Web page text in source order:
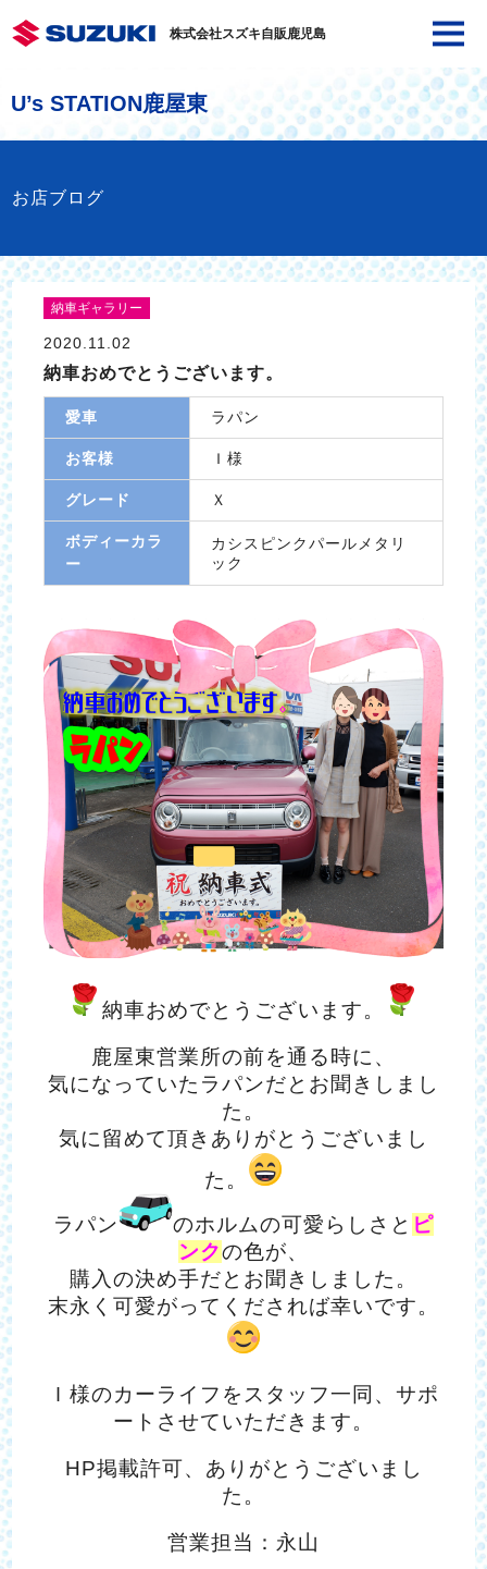
株式会社スズキ自販鹿児島
U’s STATION鹿屋東
お店ブログ
納車ギャラリー
2020.11.02
納車おめでとうございます。
愛車 ラパン
お客様 Ｉ様
グレード Ｘ
ボディーカラ
ー
カシスピンクパールメタリ
ック
納車おめでとうございます。
鹿屋東営業所の前を通る時に、
気になっていたラパンだとお聞きしまし
た。
気に留めて頂きありがとうございまし
た。
ラパン
のホルムの可愛らしさと ピ
ンクの色が、
購入の決め手だとお聞きしました。
末永く可愛がってくだされば幸いです。
Ｉ様のカーライフをスタッフ一同、 サポ
ートさせていただきます。
HP掲載許可、ありがとうございまし
た。
営業担当：永山